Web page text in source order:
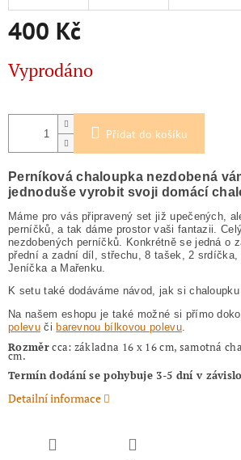
400 Kč
cena:
Vyprodáno
Přidat do košíku
Perníková chaloupka nezdobená
jednoduše vyrobit svoji domácí
Máme pro vás připravený set již upečených,
perníčků, a tak dáme prostor vaši fantazii.
nezdobených perníčků. Konkrétně se jedná o
přední a zadní díl, střechu, 8 tašek, 2
Jeníčka a Mařenku.
K setu také dodáváme návod, jak si
Na našem eshopu je také možné si přímo
polevuči barevnou bílkovou polevu.
Rozměrcca: základna 16 x 16 cm, samotná
cm.
Termín dodání se pohybuje 3-5 dní v
Detailní informace